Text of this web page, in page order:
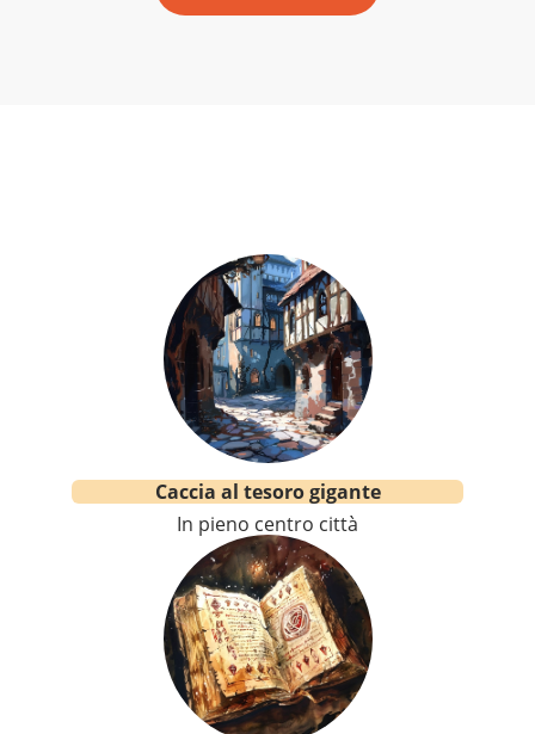
Caccia al tesoro gigante
In pieno centro città